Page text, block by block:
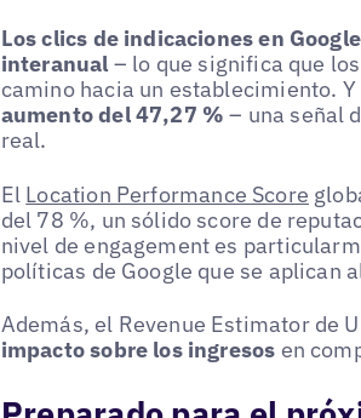
Los clics de indicaciones en
interanual – lo que significa que
camino hacia un establecimiento. Y
aumento del 47,27 % – una señal
real.
El Location Performance Score
del 78 %, un sólido score de
nivel de engagement es
políticas de Google que se aplican
Además, el Revenue Estimator de
impacto sobre los ingresos en